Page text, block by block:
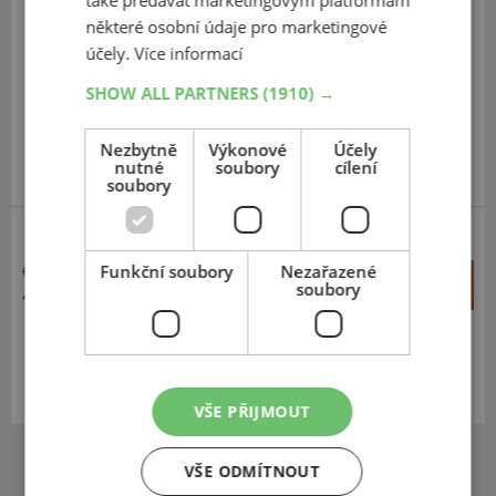
Efficientgrip SUV
225 60
6 685 Kč
4 128 Kč
+
–
Expedujeme do 5 dnů
některé osobní údaje pro marketingové
účely.Více informací
SHOW ALL PARTNERS(1910) →
Nezbytně
nutné
soubory
Výkonové
soubory
Účely
cílení
Funkční soubory
Nezařazené
soubory
VŠE PŘIJMOUT
VŠE ODMÍTNOUT